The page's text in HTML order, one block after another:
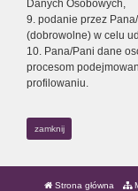
Danych Osobowych,
9. podanie przez
(dobrowolne) w celu
10. Pana/Pani dane
procesom
profilowaniu.
zamknij
Strona główna